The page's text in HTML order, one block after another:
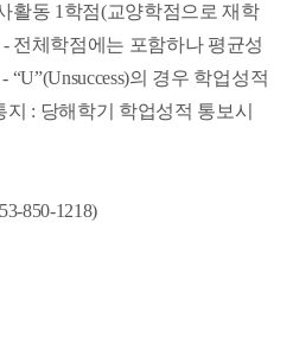
활동 1학점(교양학점으로 재학
전체학점에는 포함하나 평균성
의 경우 학업성적
: 당해학기 학업성적 통보시
850-1218)